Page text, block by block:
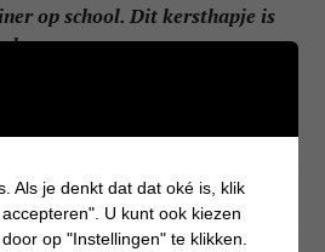
op school. Dit kersthapje is
Als je denkt dat dat oké is, klik
U kunt ook kiezen
op "Instellingen" te klikken.